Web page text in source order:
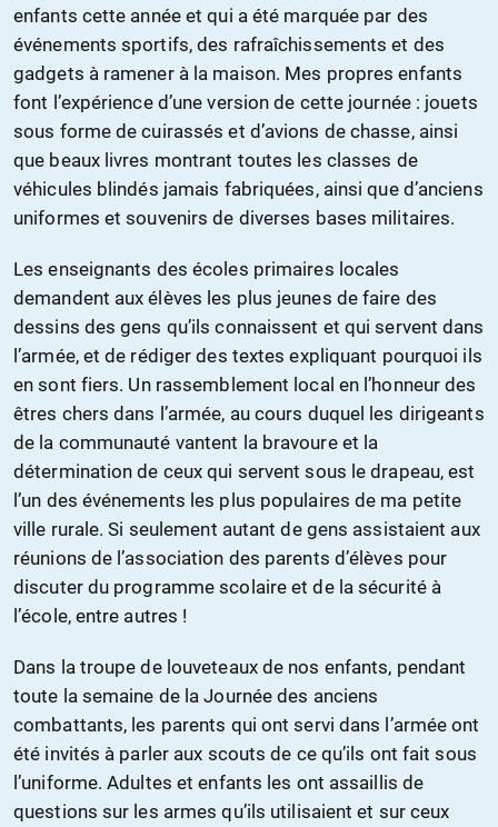
enfants cette année et qui a été marquée par des
événements sportifs, des rafraîchissements et des
gadgets à ramener à la maison. Mes propres enfants
font l’expérience d’une version de cette journée : jouets
sous forme de cuirassés et d’avions de chasse, ainsi
que beaux livres montrant toutes les classes de
véhicules blindés jamais fabriquées, ainsi que d’anciens
uniformes et souvenirs de diverses bases militaires.
Les enseignants des écoles primaires locales
demandent aux élèves les plus jeunes de faire des
dessins des gens qu’ils connaissent et qui servent dans
l’armée, et de rédiger des textes expliquant pourquoi ils
en sont fiers. Un rassemblement local en l’honneur des
êtres chers dans l’armée, au cours duquel les dirigeants
de la communauté vantent la bravoure et la
détermination de ceux qui servent sous le drapeau, est
l’un des événements les plus populaires de ma petite
ville rurale. Si seulement autant de gens assistaient aux
réunions de l’association des parents d’élèves pour
discuter du programme scolaire et de la sécurité à
l’école, entre autres !
Dans la troupe de louveteaux de nos enfants, pendant
toute la semaine de la Journée des anciens
combattants, les parents qui ont servi dans l’armée ont
été invités à parler aux scouts de ce qu’ils ont fait sous
l’uniforme. Adultes et enfants les ont assaillis de
questions sur les armes qu’ils utilisaient et sur ceux